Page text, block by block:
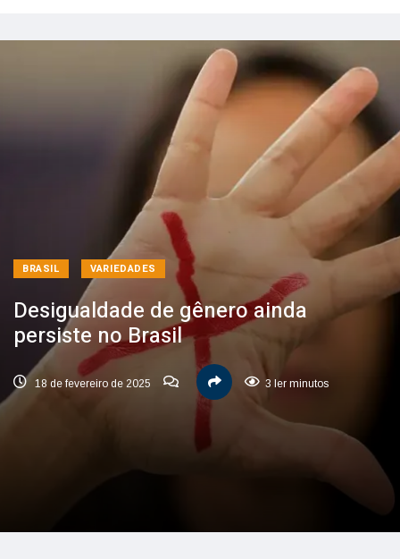
BRASIL VARIEDADES
Desigualdade de gênero ainda
persiste no Brasil
18 de fevereiro de 2025 3 ler minutos